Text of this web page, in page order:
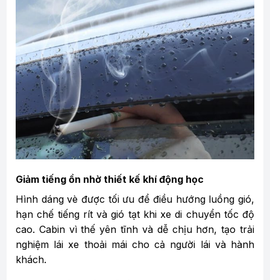
Giảm tiếng ồn nhờ thiết kế khí động học
Hình dáng vè được tối ưu để điều hướng luồng gió,
hạn chế tiếng rít và gió tạt khi xe di chuyển tốc độ
cao. Cabin vì thế yên tĩnh và dễ chịu hơn, tạo trải
nghiệm lái xe thoải mái cho cả người lái và hành
khách.